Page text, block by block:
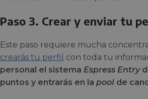
Paso 3. Crear y enviar tu
Este paso requiere mucha
crearás tu perfil
con toda tu
personal el sistema Espress Entry
puntos y entrarás en la pool de